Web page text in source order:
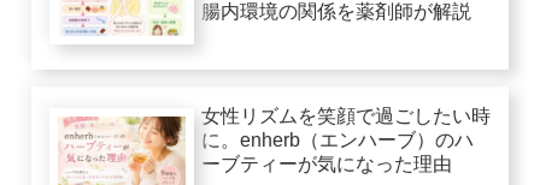
腸内環境の関係を薬剤師が解説
女性リズムを笑顔で過ごしたい時
に。enherb（エンハーブ）のハ
ーブティーが気になった理由